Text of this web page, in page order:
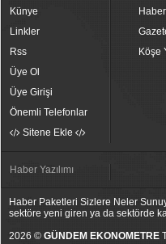
Künye
Linkler
Rss
Üye Ol
Üye Girişi
Önemli Telefonlar
Sitene Ekle
Köşe
Haber Yazılımı
Haber Paketleri Sizlere Neler
sektöre yeni giren ya da sektörde
2026 © GÜNDEM EKONOMETRE